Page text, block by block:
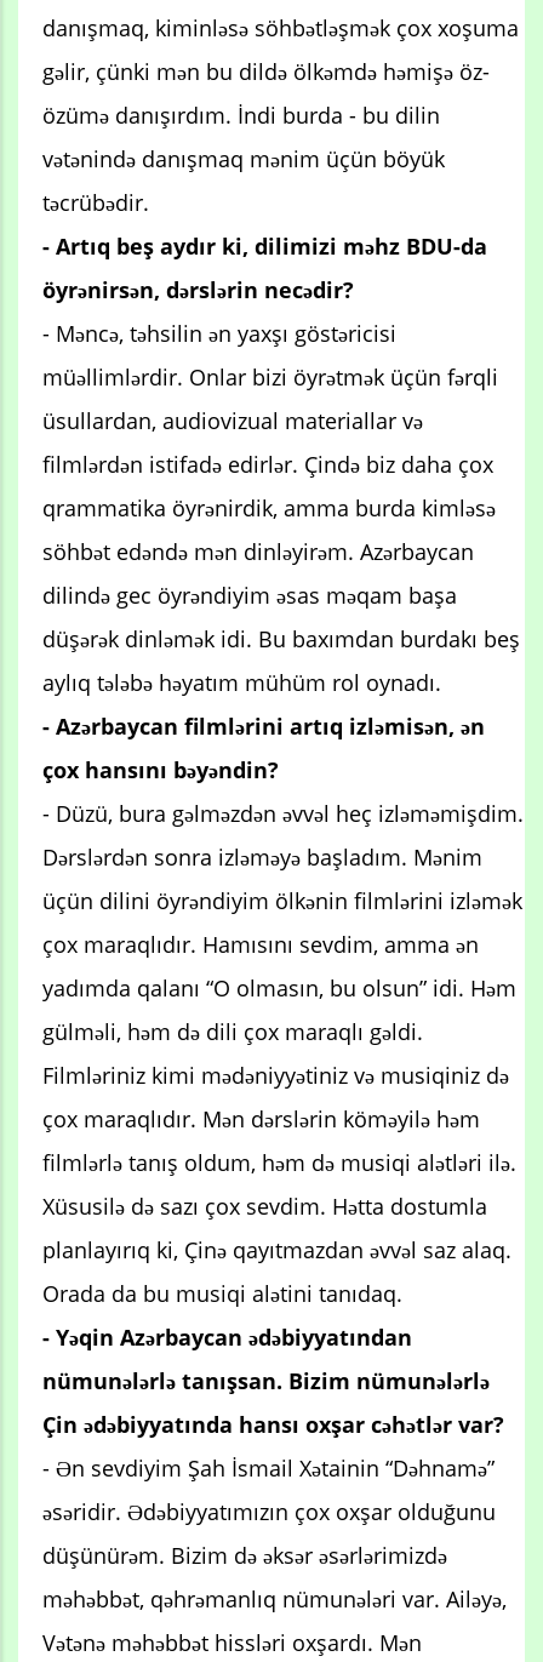
danışmaq, kiminləsə söhbətləşmək çox xoşuma
gəlir, çünki mən bu dildə ölkəmdə həmişə öz-
özümə danışırdım. İndi burda - bu dilin
vətənində danışmaq mənim üçün böyük
təcrübədir.
- Artıq beş aydır ki, dilimizi məhz BDU-da
öyrənirsən, dərslərin necədir?
- Məncə, təhsilin ən yaxşı göstəricisi
müəllimlərdir. Onlar bizi öyrətmək üçün fərqli
üsullardan, audiovizual materiallar və
filmlərdən istifadə edirlər. Çində biz daha çox
qrammatika öyrənirdik, amma burda kimləsə
söhbət edəndə mən dinləyirəm. Azərbaycan
dilində gec öyrəndiyim əsas məqam başa
düşərək dinləmək idi. Bu baxımdan burdakı beş
aylıq tələbə həyatım mühüm rol oynadı.
- Azərbaycan filmlərini artıq izləmisən, ən
çox hansını bəyəndin?
- Düzü, bura gəlməzdən əvvəl heç izləməmişdim.
Dərslərdən sonra izləməyə başladım. Mənim
üçün dilini öyrəndiyim ölkənin filmlərini izləmək
çox maraqlıdır. Hamısını sevdim, amma ən
yadımda qalanı “O olmasın, bu olsun” idi. Həm
gülməli, həm də dili çox maraqlı gəldi.
Filmləriniz kimi mədəniyyətiniz və musiqiniz də
çox maraqlıdır. Mən dərslərin köməyilə həm
filmlərlə tanış oldum, həm də musiqi alətləri ilə.
Xüsusilə də sazı çox sevdim. Hətta dostumla
planlayırıq ki, Çinə qayıtmazdan əvvəl saz alaq.
Orada da bu musiqi alətini tanıdaq.
- Yəqin Azərbaycan ədəbiyyatından
nümunələrlə tanışsan. Bizim nümunələrlə
Çin ədəbiyyatında hansı oxşar cəhətlər var?
- Ən sevdiyim Şah İsmail Xətainin “Dəhnamə”
əsəridir. Ədəbiyyatımızın çox oxşar olduğunu
düşünürəm. Bizim də əksər əsərlərimizdə
məhəbbət, qəhrəmanlıq nümunələri var. Ailəyə,
Vətənə məhəbbət hissləri oxşardı. Mən